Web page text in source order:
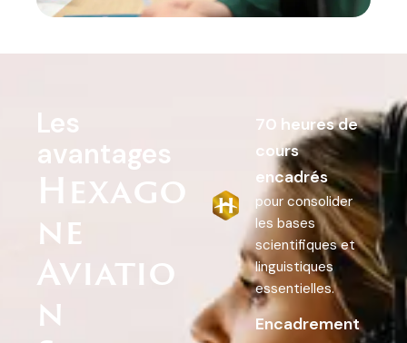
Les
avantages
Hexago
ne
Aviatio
n
70 heures de
cours
encadrés
pour consolider
les bases
scientifiques et
linguistiques
essentielles.
Encadrement